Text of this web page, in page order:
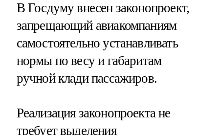
В Госдуму внесен законопроект,
запрещающий авиакомпаниям
самостоятельно устанавливать
нормы по весу и габаритам
ручной клади пассажиров.
Реализация законопроекта не
требует выделения